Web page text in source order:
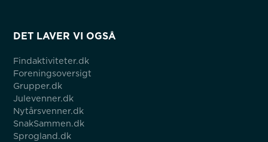
DET LAVER VI OGSÅ
Findaktiviteter.dk
Foreningsoversigt
Grupper.dk
Julevenner.dk
Nytårsvenner.dk
SnakSammen.dk
Sprogland.dk